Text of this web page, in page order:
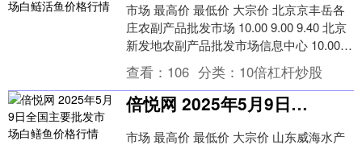
市场 最高价 最低价 大宗价 北京京丰岳各
庄农副产品批发市场 10.00 9.00 9.40 北京
新发地农副产品批发市场信息中心 10.00
9.00 9.50....
查看： 106 分类： 10倍杠杆炒股
倍悦网 2025年5月9日全国主要批发市场白鳝鱼价格行情
市场 最高价 最低价 大宗价 山东威海水产